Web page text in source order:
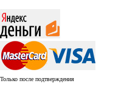
Только после подтверждения